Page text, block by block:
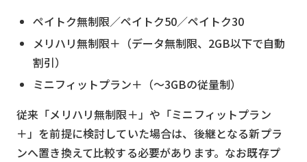
ペイトク無制限／ペイトク50／ペイトク30
メリハリ無制限＋（データ無制限、2GB以下で自動
割引）
ミニフィットプラン＋（〜3GBの従量制）
従来「メリハリ無制限＋」や「ミニフィットプラン
＋」を前提に検討していた場合は、後継となる新プラ
ンへ置き換えて比較する必要があります。なお既存プ